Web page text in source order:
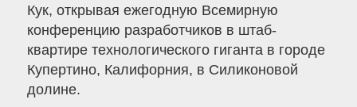
Кук, открывая ежегодную Всемирную
конференцию разработчиков в штаб-
квартире технологического гиганта в городе
Купертино, Калифорния, в Силиконовой
долине.